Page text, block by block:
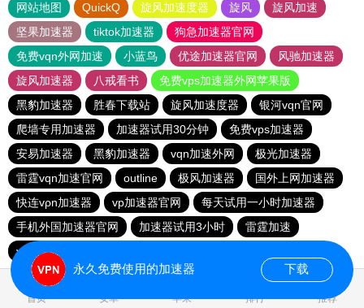
网站地图 QuickQ 旋风加速度器 旋风
旋风加速
坚果加速器
tiktok加速器
狗急加速器官网
免费vqn外网加速
小蓝鸟 优途加速器官网
风驰加速器
旋风加速器
八戒看书
免费vps加速器外网苹果版
黑豹加速器
胜春下载站 旋风加速度器
银河vqn官网
爬墙专用加速器
加速器试用30分钟
免费vps加速器
安易加速器
黑豹加速器 vqn加速外网
极光加速器
雷霆vqn加速官网
outline 极风加速器
国外上网加速器
快连vρn加速器
vp加速器官网
每天试用一小时加速器
手机外国加速器官网
加速器试用3小时
雷霆加速
vp加速器官网
首页 安卓 苹果 排行 推荐
永久免费使用的加速器 下载
0.108260s